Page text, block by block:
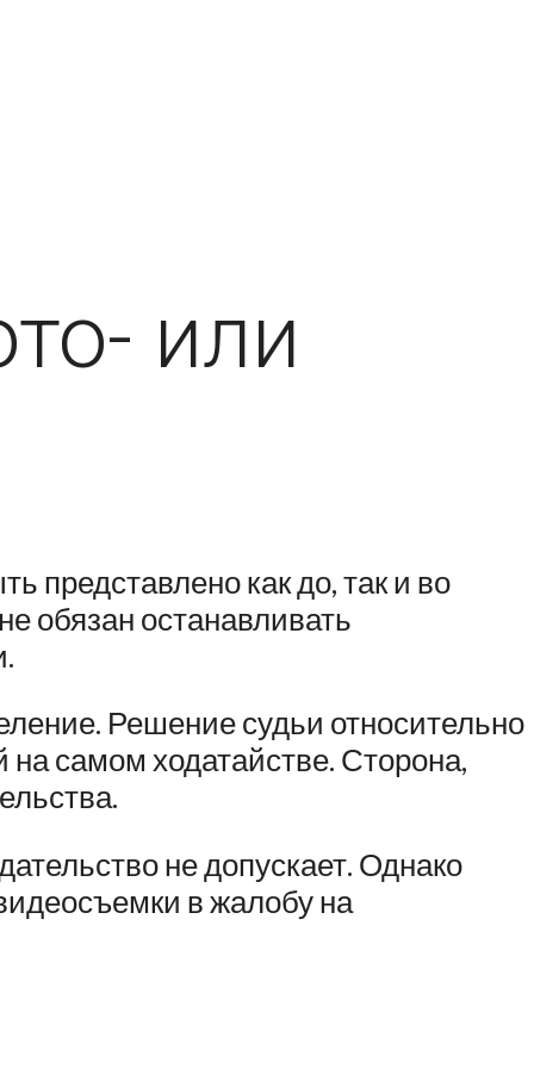
или
представлено как до, так и во
обязан останавливать
Решение судьи относительно
самом ходатайстве. Сторона,
не допускает. Однако
в жалобу на